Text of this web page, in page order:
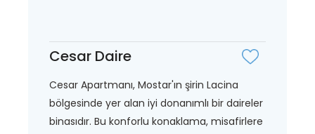
Cesar Daire
Cesar Apartmanı, Mostar'ın şirin Lacina
bölgesinde yer alan iyi donanımlı bir daireler
binasıdır. Bu konforlu konaklama, misafirlere